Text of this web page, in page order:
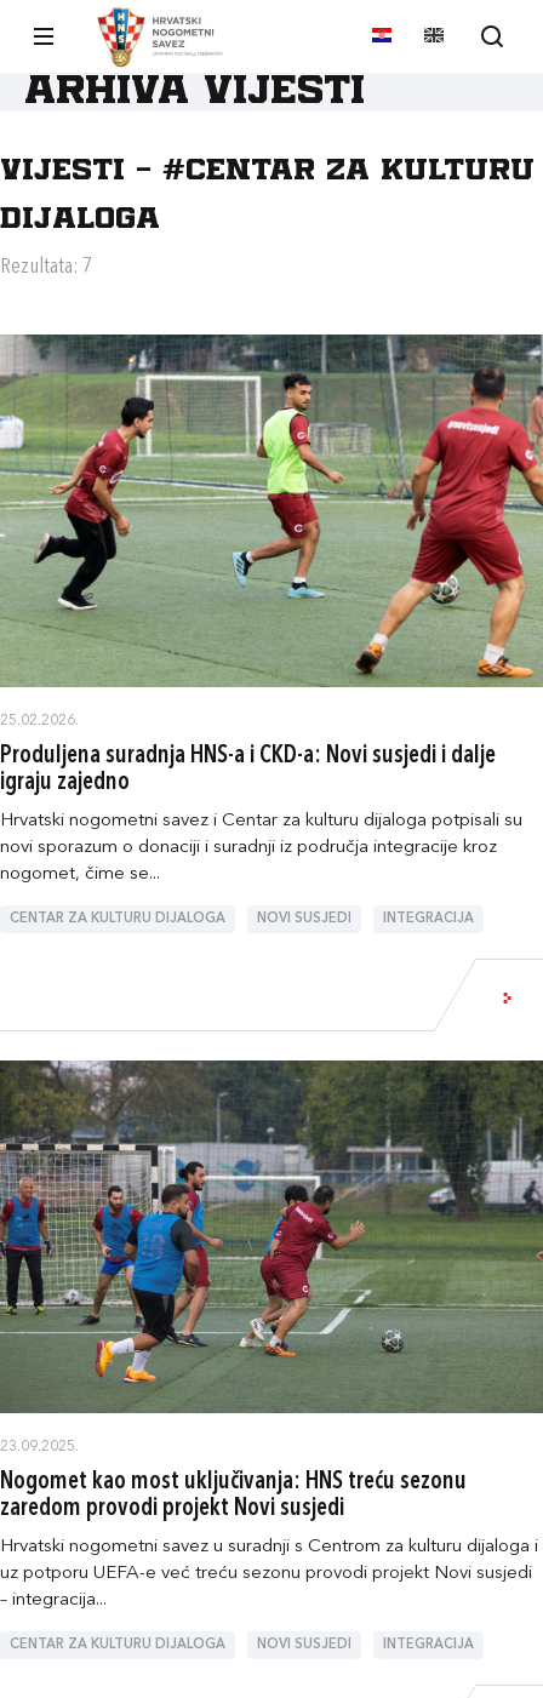
Arhiva vijesti
Vijesti - #CENTAR ZA KULTURU
DIJALOGA
Rezultata: 7
25.02.2026.
Produljena suradnja HNS-a i CKD-a: Novi susjedi i dalje
igraju zajedno
Hrvatski nogometni savez i Centar za kulturu dijaloga potpisali su
novi sporazum o donaciji i suradnji iz područja integracije kroz
nogomet, čime se...
CENTAR ZA KULTURU DIJALOGA NOVI SUSJEDI INTEGRACIJA
23.09.2025.
Nogomet kao most uključivanja: HNS treću sezonu
zaredom provodi projekt Novi susjedi
Hrvatski nogometni savez u suradnji s Centrom za kulturu dijaloga i
uz potporu UEFA-e već treću sezonu provodi projekt Novi susjedi
– integracija...
CENTAR ZA KULTURU DIJALOGA NOVI SUSJEDI INTEGRACIJA